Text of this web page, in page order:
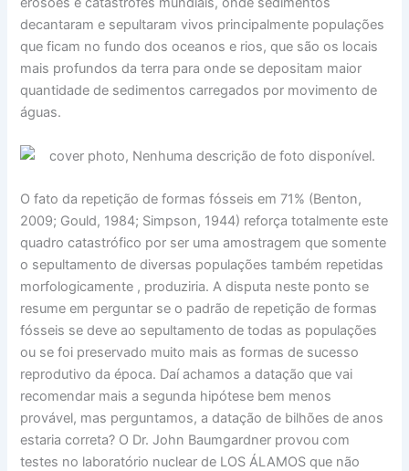
decantaram e sepultaram vivos principalmente populações
que ficam no fundo dos oceanos e rios, que são os locais
mais profundos da terra para onde se depositam maior
quantidade de sedimentos carregados por movimento de
águas.
O fato da repetição de formas fósseis em 71% (Benton,
2009; Gould, 1984; Simpson, 1944) reforça totalmente este
quadro catastrófico por ser uma amostragem que somente
o sepultamento de diversas populações também repetidas
morfologicamente , produziria. A disputa neste ponto se
resume em perguntar se o padrão de repetição de formas
fósseis se deve ao sepultamento de todas as populações
ou se foi preservado muito mais as formas de sucesso
reprodutivo da época. Daí achamos a datação que vai
recomendar mais a segunda hipótese bem menos
provável, mas perguntamos, a datação de bilhões de anos
estaria correta? O Dr. John Baumgardner provou com
testes no laboratório nuclear de LOS ÁLAMOS que não